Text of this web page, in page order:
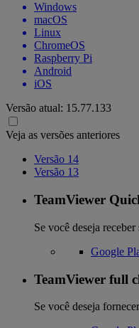
Windows
macOS
Linux
ChromeOS
Raspberry Pi
Android
iOS
Versão atual: 15.77.133
Veja as versões anteriores
Versão 14
Versão 13
TeamViewer
Se você deseja receber
Google
TeamViewer full
Se você deseja